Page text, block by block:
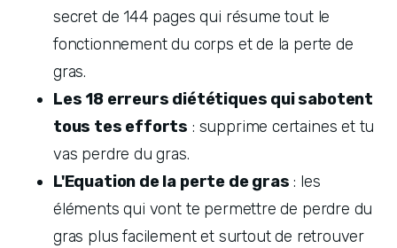
secret de 144 pages qui résume tout le
fonctionnement du corps et de la perte de
gras.
Les 18 erreurs diététiques qui sabotent
tous tes efforts : supprime certaines et tu
vas perdre du gras.
L'Equation de la perte de gras : les
éléments qui vont te permettre de perdre du
gras plus facilement et surtout de retrouver